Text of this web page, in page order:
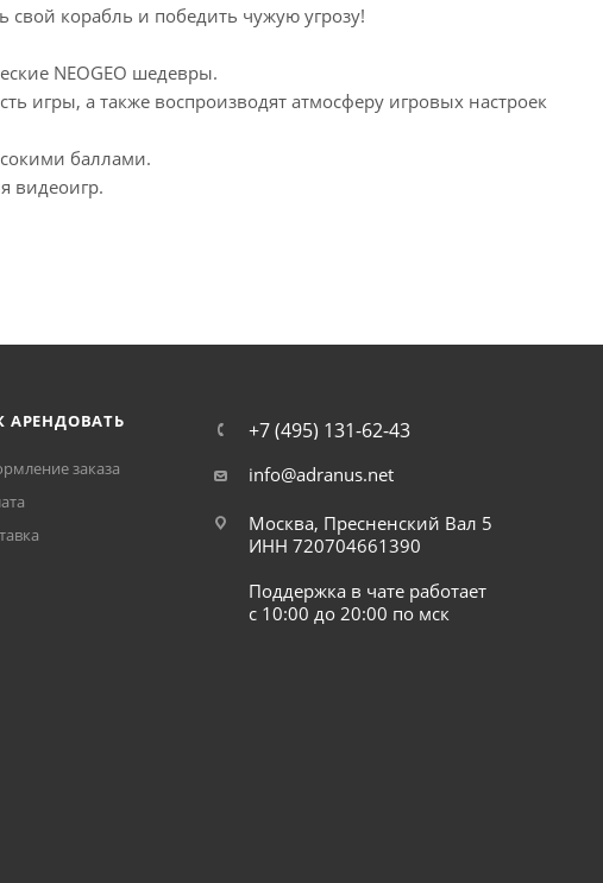
корабль и победить чужую угрозу!
NEOGEO шедевры.
игры, а также воспроизводят атмосферу игровых настроек
баллами.
видеоигр.
АРЕНДОВАТЬ
заказа
+7 (495) 131-62-43
info@adranus.net
Москва, Пресненский Вал 5
ИНН 720704661390
Поддержка в чате работает
с 10:00 до 20:00 по мск